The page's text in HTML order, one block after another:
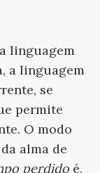
linguagem
a linguagem
se
permite
O modo
alma de
perdido é,